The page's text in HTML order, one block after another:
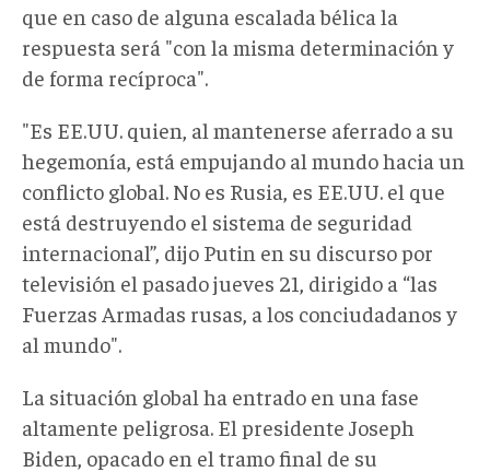
que en caso de alguna escalada bélica la
respuesta será "con la misma determinación y
de forma recíproca".
"Es EE.UU. quien, al mantenerse aferrado a su
hegemonía, está empujando al mundo hacia un
conflicto global. No es Rusia, es EE.UU. el que
está destruyendo el sistema de seguridad
internacional”, dijo Putin en su discurso por
televisión el pasado jueves 21, dirigido a “las
Fuerzas Armadas rusas, a los conciudadanos y
al mundo".
La situación global ha entrado en una fase
altamente peligrosa. El presidente Joseph
Biden, opacado en el tramo final de su